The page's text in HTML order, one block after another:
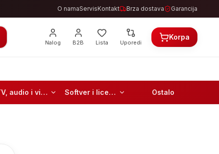
O namaServisKontakt Brza dostava Garancija
Nalog B2B Lista Uporedi
Korpa
TV, audio i video Softver i licence Ostalo